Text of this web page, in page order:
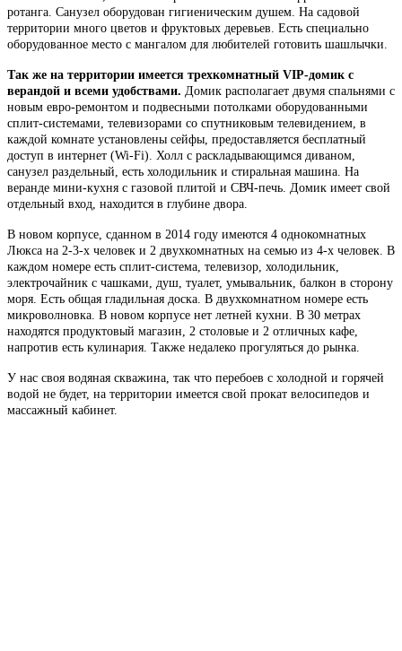
ротанга. Санузел оборудован гигиеническим душем. На садовой
территории много цветов и фруктовых деревьев. Есть специально
оборудованное место с мангалом для любителей готовить шашлычки.
Так же на территории имеется трехкомнатный VIP-домик с
верандой и всеми удобствами. Домик располагает двумя спальнями с
новым евро-ремонтом и подвесными потолками оборудованными
сплит-системами, телевизорами со спутниковым телевидением, в
каждой комнате установлены сейфы, предоставляется бесплатный
доступ в интернет (Wi-Fi). Холл с раскладывающимся диваном,
санузел раздельный, есть холодильник и стиральная машина. На
веранде мини-кухня с газовой плитой и СВЧ-печь. Домик имеет свой
отдельный вход, находится в глубине двора.
В новом корпусе, сданном в 2014 году имеются 4 однокомнатных
Люкса на 2-3-х человек и 2 двухкомнатных на семью из 4-х человек. В
каждом номере есть сплит-система, телевизор, холодильник,
электрочайник с чашками, душ, туалет, умывальник, балкон в сторону
моря. Есть общая гладильная доска. В двухкомнатном номере есть
микроволновка. В новом корпусе нет летней кухни. В 30 метрах
находятся продуктовый магазин, 2 столовые и 2 отличных кафе,
напротив есть кулинария. Также недалеко прогуляться до рынка.
У нас своя водяная скважина, так что перебоев с холодной и горячей
водой не будет, на территории имеется свой прокат велосипедов и
массажный кабинет.